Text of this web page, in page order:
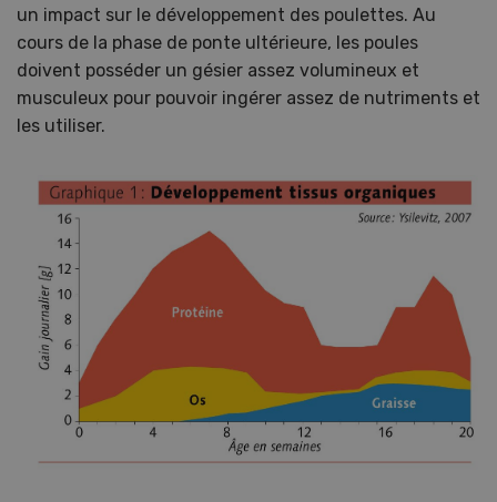
un impact sur le développement des poulettes. Au
cours de la phase de ponte ultérieure, les poules
doivent posséder un gésier assez volumineux et
musculeux pour pouvoir ingérer assez de nutriments et
les utiliser.